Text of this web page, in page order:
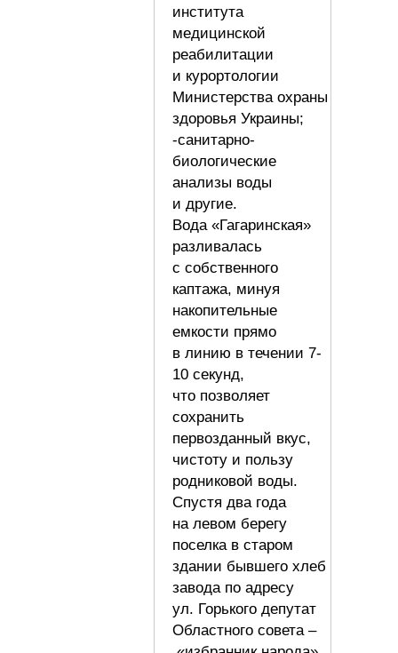
института
медицинской
реабилитации
и курортологии
Министерства охраны
здоровья Украины;
-санитарно-
биологические
анализы воды
и другие.
Вода «Гагаринская»
разливалась
с собственного
каптажа, минуя
накопительные
емкости прямо
в линию в течении 7-
10 секунд,
что позволяет
сохранить
первозданный вкус,
чистоту и пользу
родниковой воды.
Спустя два года
на левом берегу
поселка в старом
здании бывшего хлеб
завода по адресу
ул. Горького депутат
Областного совета –